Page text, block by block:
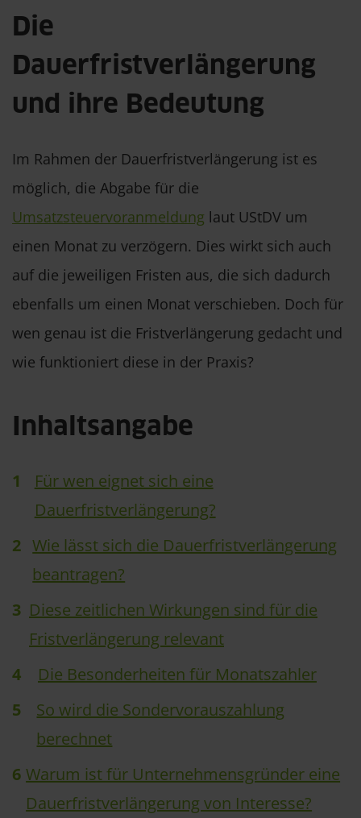
Die
Dauerfristverlängerung
und ihre Bedeutung
Im Rahmen der Dauerfristverlängerung ist es
möglich, die Abgabe für die
Umsatzsteuervoranmeldung laut UStDV um
einen Monat zu verzögern. Dies wirkt sich auch
auf die jeweiligen Fristen aus, die sich dadurch
ebenfalls um einen Monat verschieben. Doch für
wen genau ist die Fristverlängerung gedacht und
wie funktioniert diese in der Praxis?
Inhaltsangabe
Für wen eignet sich eine
Dauerfristverlängerung?
Wie lässt sich die Dauerfristverlängerung
beantragen?
Diese zeitlichen Wirkungen sind für die
Fristverlängerung relevant
Die Besonderheiten für Monatszahler
So wird die Sondervorauszahlung
berechnet
Warum ist für Unternehmensgründer eine
Dauerfristverlängerung von Interesse?